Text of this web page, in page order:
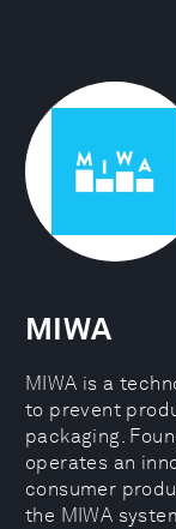
MIWA
MIWA is a
to prevent
packaging.
operates an
consumer
the MIWA